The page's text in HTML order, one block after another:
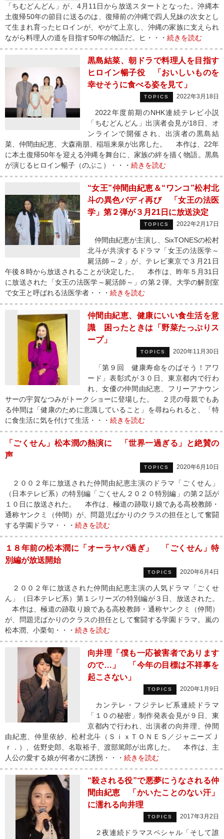
「ちむどんどん」が、4月11日から放送スタートとなった。沖縄本
土復帰50年の節目に送るのは、復帰前の沖縄で四人兄妹の次女とし
て生まれ育ったヒロインが、やがて上京し、沖縄の家族に支えられ
ながら料理人の道を目指す50年の物語だ。ヒ・・・ 続きを読む
黒島結菜、朝ドラで料理人を目指す
ヒロイン暢子役 「おいしいものを
幸せそうに食べる姿を見て」
TOPICS 2022年3月18日
2022年度前期のNHK連続テレビ小説
「ちむどんどん」出演者会見が18日、オ
ンラインで開催され、出演者の黒島結
菜、仲間由紀恵、大森南朋、稲垣来泉が出席した。 本作は、22年
に本土復帰50年を迎える沖縄を舞台に、家族の絆を描く物語。黒島
が演じるヒロイン暢子（のぶこ）・・・ 続きを読む
“女王”仲間由紀恵＆“ワンコ”松村北
斗の異色バディ再び 「女王の法医
学」第２弾が３月21日に放送決定
TOPICS 2022年2月17日
仲間由紀恵が主演し、SixTONESの松村
北斗が共演するドラマ「女王の法医学～
屍活師～２」が、テレビ東京で３月21日
午後８時から放送されることが決定した。 本作は、昨年５月31日
に放送された「女王の法医学～屍活師～」の第２弾。大学の解剖室
で女王と呼ばれる法医学者・・・ 続きを読む
仲間由紀恵、健康にいい食生活を意
識 困ったときは「野菜たっぷりス
ープ」
TOPICS 2020年11月30日
「第９回 健康寿命をのばそう！アワ
ード」表彰式が３０日、東京都内で行わ
れ、女優の仲間由紀恵、フリーアナウン
サーの宇賀なつみがトークショーに登場した。 ２児の母親でもあ
る仲間は「健康のために意識していること」を尋ねられると、「特
に食生活に気を付けて生活・・・ 続きを読む
「ごくせん」松本潤の熱演に 「世界一過ぎる」と絶賛の
声
TOPICS 2020年6月10日
２００２年に放送された仲間由紀恵主演のドラマ「ごくせん」
（日本テレビ系）の特別編「ごくせん２０２０特別編」の第２話が
１０日に放送された。 本作は、極道の跡取り娘である高校教師・
通称ヤンクミ（仲間）が、問題児ばかりのクラスの担任として奮闘
する学園ドラマ・・・ 続きを読む
１８年前の松本潤に「オーラヤバ過ぎ」 「ごくせん」特
別編が放送開始
TOPICS 2020年6月4日
２００２年に放送された仲間由紀恵主演の人気ドラマ「ごくせ
ん」（日本テレビ系）第１シリーズの特別編が３日、放送された。
本作は、極道の跡取り娘である高校教師・通称ヤンクミ（仲間）
が、問題児ばかりのクラスの担任として奮闘する学園ドラマ。嵐の
松本潤、小栗旬・・・ 続きを読む
向井理「僕も一応被害者であります
ので…」 「今年の目標は不祥事を
起こさない」
TOPICS 2020年1月9日
カンテレ・フジテレビ系連続ドラマ
「１０の秘密」制作発表会見が９日、東
京都内で行われ、出演者の向井理、仲間
由紀恵、仲里依紗、松村北斗（ＳｉｘＴＯＮＥＳ／ジャニーズＪ
ｒ．）、佐野史郎、名取裕子、渡部篤郎が出席した。 本作は、主
人公の愛する娘が何者かに誘拐・・・ 続きを読む
“殺される役”で悪夢にうなされる仲
間由紀恵 「かいたことのない汗」
に濡れる向井理
TOPICS 2017年3月2日
２夜連続ドラマスペシャル「そして誰